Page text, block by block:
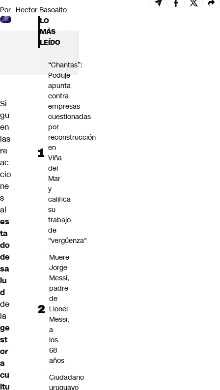
Por Hector Basoalto
Si
gu
en
las
re
ac
cio
ne
s
al
es
ta
do
de
sa
lu
d
de
la
ge
st
or
a
cu
ltu
LO
MÁS
LEÍDO
“Chantas”:
Poduje
apunta
contra
empresas
cuestionadas
por
reconstrucción
en
Viña
del
Mar
y
califica
su
trabajo
de
"vergüenza"
Muere
Jorge
Messi,
padre
de
Lionel
Messi,
a
los
68
años
Ciudadano
uruguayo